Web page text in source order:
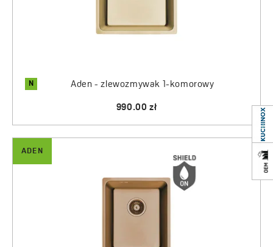
ścienny czy sztorcowy co jest niezwykle istotne podczas
N Aden - zlewozmywak 1-komorowy
990.00 zł
ADEN